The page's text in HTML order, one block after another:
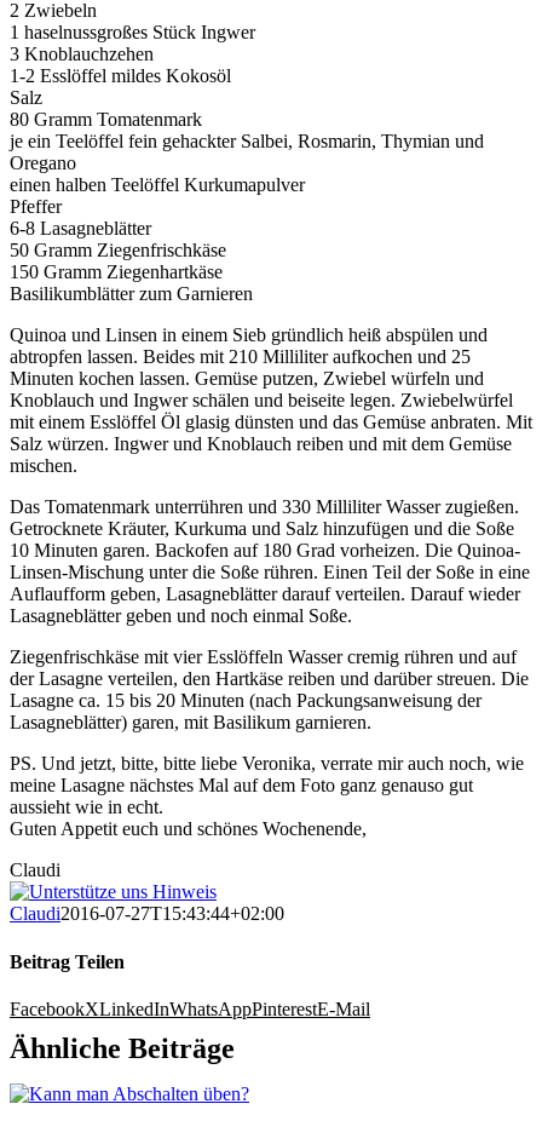
2 Zwiebeln
1 haselnussgroßes Stück Ingwer
3 Knoblauchzehen
1-2 Esslöffel mildes Kokosöl
Salz
80 Gramm Tomatenmark
je ein Teelöffel fein gehackter Salbei, Rosmarin, Thymian und
Oregano
einen halben Teelöffel Kurkumapulver
Pfeffer
6-8 Lasagneblätter
50 Gramm Ziegenfrischkäse
150 Gramm Ziegenhartkäse
Basilikumblätter zum Garnieren
Quinoa und Linsen in einem Sieb gründlich heiß abspülen und
abtropfen lassen. Beides mit 210 Milliliter aufkochen und 25
Minuten kochen lassen. Gemüse putzen, Zwiebel würfeln und
Knoblauch und Ingwer schälen und beiseite legen. Zwiebelwürfel
mit einem Esslöffel Öl glasig dünsten und das Gemüse anbraten. Mit
Salz würzen. Ingwer und Knoblauch reiben und mit dem Gemüse
mischen.
Das Tomatenmark unterrühren und 330 Milliliter Wasser zugießen.
Getrocknete Kräuter, Kurkuma und Salz hinzufügen und die Soße
10 Minuten garen. Backofen auf 180 Grad vorheizen. Die Quinoa-
Linsen-Mischung unter die Soße rühren. Einen Teil der Soße in eine
Auflaufform geben, Lasagneblätter darauf verteilen. Darauf wieder
Lasagneblätter geben und noch einmal Soße.
Ziegenfrischkäse mit vier Esslöffeln Wasser cremig rühren und auf
der Lasagne verteilen, den Hartkäse reiben und darüber streuen. Die
Lasagne ca. 15 bis 20 Minuten (nach Packungsanweisung der
Lasagneblätter) garen, mit Basilikum garnieren.
PS. Und jetzt, bitte, bitte liebe Veronika, verrate mir auch noch, wie
meine Lasagne nächstes Mal auf dem Foto ganz genauso gut
aussieht wie in echt.
Guten Appetit euch und schönes Wochenende,
Claudi
Claudi2016-07-27T15:43:44+02:00
Beitrag Teilen
FacebookXLinkedInWhatsAppPinterestE-Mail
Ähnliche Beiträge